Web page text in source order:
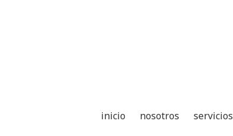
inicio nosotros servicios